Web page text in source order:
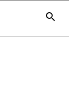
search